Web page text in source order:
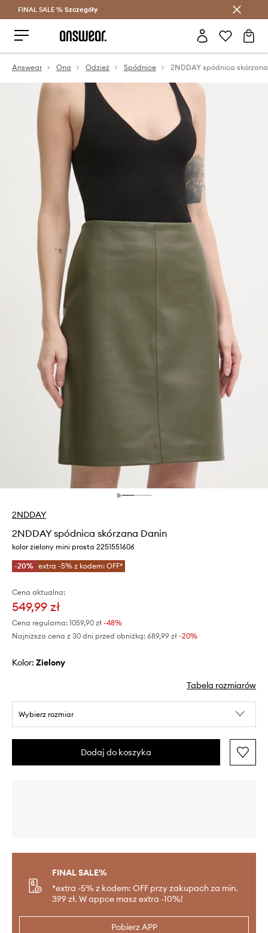
Oszczędzaj z Answear Club >
FINAL SALE % Szczegóły
Answear Ona Odzież Spódnice 2NDDAY spódnica
2NDDAY
2NDDAY spódnica skórzana Danin
kolor zielony mini prosta 2251551606
-20% extra -5% z kodem: OFF*
Cena aktualna:
549,99 zł
Cena regularna: 1059,90 zł -48%
Najniższa cena z 30 dni przed obniżką: 689,99 zł -20%
Kolor: zielony
Tabela rozmiarów
Wybierz rozmiar
Dodaj do koszyka
FINAL SALE%
*extra -5% z kodem: OFF przy zakupach za min.
399 zł. W appce masz extra -10%!
Pobierz APP